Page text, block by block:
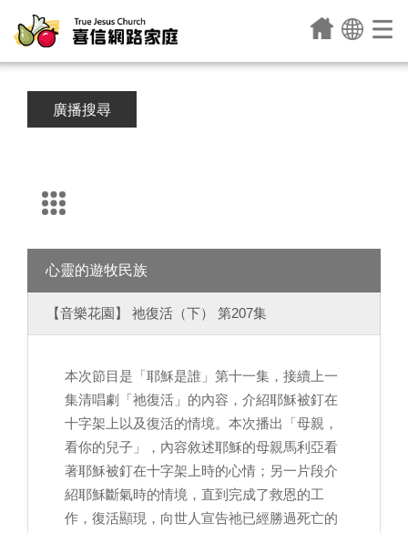
廣播搜尋
心靈的遊牧民族
【音樂花園】 祂復活（下） 第207集
本次節目是「耶穌是誰」第十一集，接續上一
集清唱劇「祂復活」的內容，介紹耶穌被釘在
十字架上以及復活的情境。本次播出「母親，
看你的兒子」，內容敘述耶穌的母親馬利亞看
著耶穌被釘在十字架上時的心情；另一片段介
紹耶穌斷氣時的情境，直到完成了救恩的工
作，復活顯現，向世人宣告祂已經勝過死亡的